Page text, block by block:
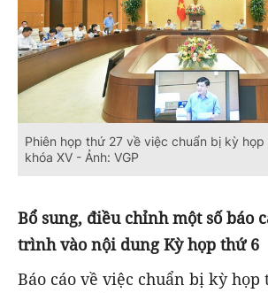
Phiên họp thứ 27 về việc chuẩn bị kỳ
khóa XV - Ảnh: VGP
Bổ sung, điều chỉnh một số báo
trình vào nội dung Kỳ họp thứ 6
Báo cáo về việc chuẩn bị kỳ họp